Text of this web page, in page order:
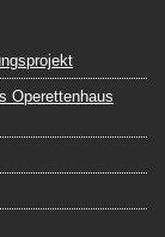
Operettenhaus